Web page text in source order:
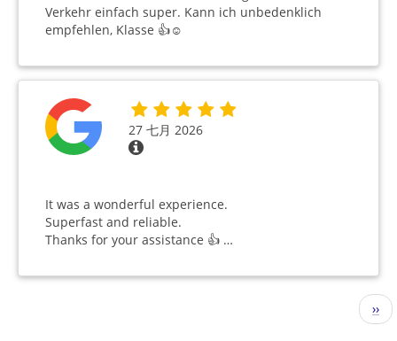
Verkehr einfach super. Kann ich unbedenklich
empfehlen, Klasse 👍☺️
27 七月 2026
It was a wonderful experience.
Superfast and reliable.
Thanks for your assistance 👍 …
下
一
››